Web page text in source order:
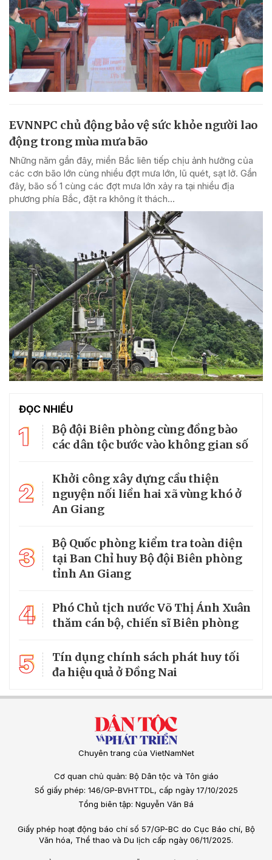
EVNNPC chủ động bảo vệ sức khỏe người lao
động trong mùa mưa bão
Những năm gần đây, miền Bắc liên tiếp chịu ảnh hưởng của
các cơn bão lớn cùng nhiều đợt mưa lớn, lũ quét, sạt lở. Gần
đây, bão số 1 cùng các đợt mưa lớn xảy ra tại nhiều địa
phương phía Bắc, đặt ra không ít thách...
ĐỌC NHIỀU
1
Bộ đội Biên phòng cùng đồng bào
các dân tộc bước vào không gian số
2
Khởi công xây dựng cầu thiện
nguyện nối liền hai xã vùng khó ở
An Giang
3
Bộ Quốc phòng kiểm tra toàn diện
tại Ban Chỉ huy Bộ đội Biên phòng
tỉnh An Giang
4
Phó Chủ tịch nước Võ Thị Ánh Xuân
thăm cán bộ, chiến sĩ Biên phòng
5
Tín dụng chính sách phát huy tối
đa hiệu quả ở Đồng Nai
Chuyên trang của VietNamNet
Cơ quan chủ quản: Bộ Dân tộc và Tôn giáo
Số giấy phép: 146/GP-BVHTTDL, cấp ngày 17/10/2025
Tổng biên tập: Nguyễn Văn Bá
Giấy phép hoạt động báo chí số 57/GP-BC do Cục Báo chí, Bộ
Văn hóa, Thể thao và Du lịch cấp ngày 06/11/2025.